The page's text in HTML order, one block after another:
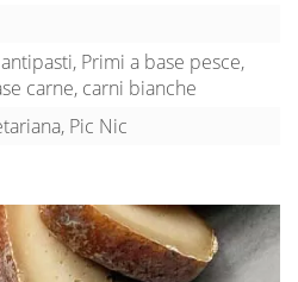
Primi a base pesce,
carne, carni bianche
Pic Nic